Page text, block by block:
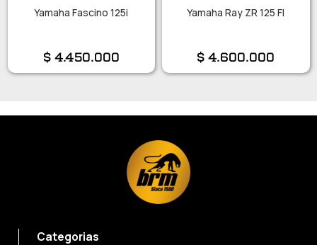
Yamaha Fascino 125i
$4.450.000
Yamaha Ray ZR 125 FI
$4.600.000
Categorias